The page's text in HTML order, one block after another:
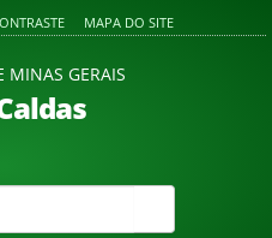
MAPA DO SITE
MINAS GERAIS